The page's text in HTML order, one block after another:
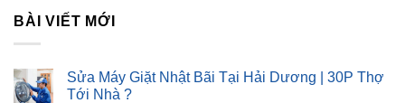
BÀI VIẾT MỚI
Sửa Máy Giặt Nhật Bãi Tại Hải Dương | 30P Thợ
Tới Nhà ?